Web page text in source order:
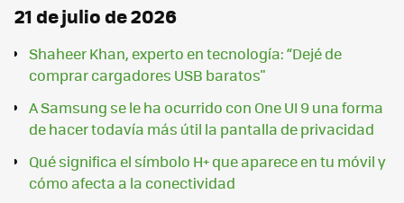
21 de julio de 2026
Shaheer Khan, experto en tecnología: “Dejé de
comprar cargadores USB baratos"
A Samsung se le ha ocurrido con One UI 9 una forma
de hacer todavía más útil la pantalla de privacidad
Qué significa el símbolo H+ que aparece en tu móvil y
cómo afecta a la conectividad